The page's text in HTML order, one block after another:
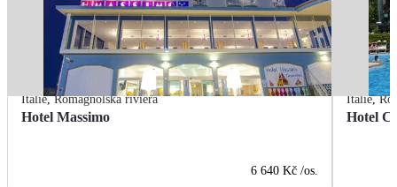
Itálie,Romagnolská riviéra
Hotel Massimo
6 640 Kč /os.
Itálie,
Hotel